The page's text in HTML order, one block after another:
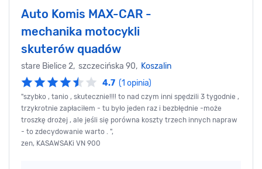
Auto Komis MAX-CAR -
mechanika motocykli
skuterów quadów
stare Bielice 2, szczecińska 90, Koszalin
4.7 (1 opinia)
"szybko , tanio , skutecznie!!!! to nad czym inni spędzili 3 tygodnie ,
trzykrotnie zapłaciłem - tu było jeden raz i bezbłędnie -może
troszkę drożej , ale jeśli się porówna koszty trzech innych napraw
- to zdecydowanie warto . ",
zen, KASAWSAKi VN 900